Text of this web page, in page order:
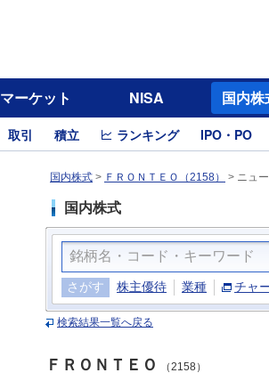
マーケット NISA 国内株
取引 積立 ランキング IPO・PO
国内株式 > ＦＲＯＮＴＥＯ（2158） > ニュ
国内株式
さがす 株主優待 業種 チャ
検索結果一覧へ戻る
ＦＲＯＮＴＥＯ （2158）